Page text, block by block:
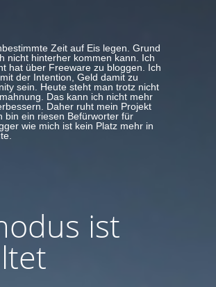
Zeit auf Eis legen. Grund
nicht hinterher kommen kann. Ich
hat über Freeware zu bloggen. Ich
der Intention, Geld damit zu
sein. Heute steht man trotz nicht
Das kann ich nicht mehr
Daher ruht mein Projekt
bin ein riesen Befürworter für
wie mich ist kein Platz mehr in
ist